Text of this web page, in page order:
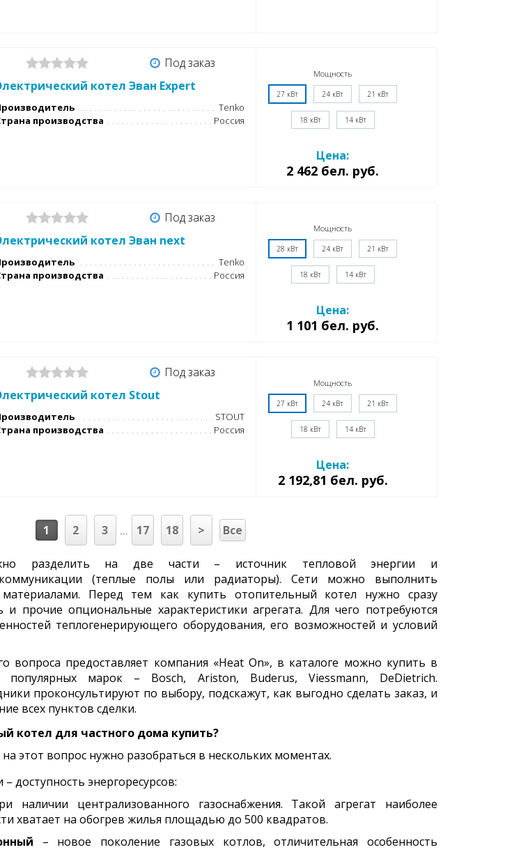
Под заказ
котел Эван Expert
Tenko
производства
Россия
Мощность
27 кВт 24 кВт 21 кВт
18 кВт 14 кВт
Цена:
2 462 бел. руб.
Под заказ
котел Эван next
Tenko
производства
Россия
Мощность
28 кВт 24 кВт 21 кВт
18 кВт 14 кВт
Цена:
1 101 бел. руб.
Под заказ
котел Stout
STOUT
производства
Россия
Мощность
27 кВт 24 кВт 21 кВт
18 кВт 14 кВт
Цена:
2 192,81 бел. руб.
1 2 3 17 18 > Все
разделить на две части – источник тепловой энергии и
коммуникации (теплые полы или радиаторы). Сети можно выполнить
Перед тем как купить отопительный котел нужно сразу
прочие опциональные характеристики агрегата. Для чего потребуются
теплогенерирующего оборудования, его возможностей и условий
предоставляет компания «Heat On», в каталоге можно купить в
популярных марок – Bosch, Ariston, Buderus, Viessmann, DeDietrich.
проконсультируют по выбору, подскажут, как выгодно сделать заказ, и
всех пунктов сделки.
котел для частного дома купить?
этот вопрос нужно разобраться в нескольких моментах.
доступность энергоресурсов:
наличии централизованного газоснабжения. Такой агрегат наиболее
хватает на обогрев жилья площадью до 500 квадратов.
– новое поколение газовых котлов, отличительная особенность